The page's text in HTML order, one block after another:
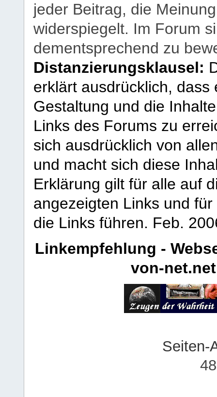
jeder Beitrag, die
widerspiegelt. Im Forum
dementsprechend zu
Distanzierungsklausel:
erklärt ausdrücklich,
Gestaltung und die
Links des Forums zu
sich ausdrücklich von
und macht sich diese
Erklärung gilt für alle auf
angezeigten Links und
die Links führen. Feb.
Linkempfehlung -
von-net.net
Seiten-